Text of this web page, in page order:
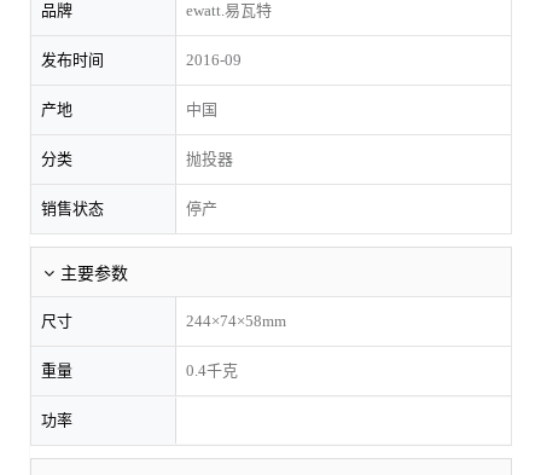
品牌 ewatt.易瓦特
发布时间 2016-09
产地 中国
分类 抛投器
销售状态 停产
主要参数
尺寸 244×74×58mm
重量 0.4千克
功率